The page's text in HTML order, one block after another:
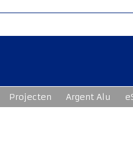
Projecten Argent Alu